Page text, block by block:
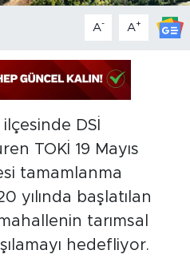
A- A+
DSİ
TOKİ 19 Mayıs
tamamlanma
yılında başlatılan
tarımsal
hedefliyor.